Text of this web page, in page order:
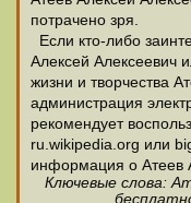
потрачено зря.
Если кто-либо
Алексей Алексеевич
жизни и творчества
администрация
рекомендует
ru.wikipedia.org или
информация о Атеев
Ключевые слова: